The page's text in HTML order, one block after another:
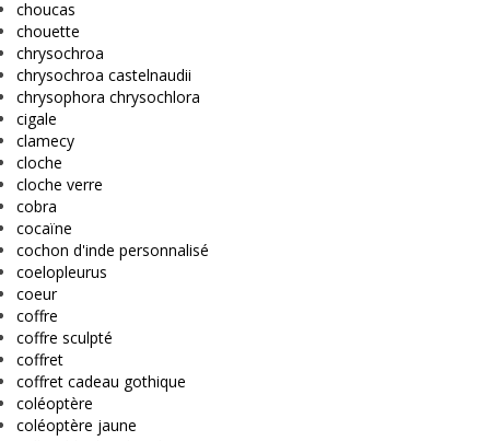
choucas
chouette
chrysochroa
chrysochroa castelnaudii
chrysophora chrysochlora
cigale
clamecy
cloche
cloche verre
cobra
cocaïne
cochon d'inde personnalisé
coelopleurus
coeur
coffre
coffre sculpté
coffret
coffret cadeau gothique
coléoptère
coléoptère jaune